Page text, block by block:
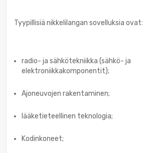
Tyypillisiä nikkelilangan sovelluksia ovat:
radio- ja sähkötekniikka (sähkö- ja
elektroniikkakomponentit);
Ajoneuvojen rakentaminen;
lääketieteellinen teknologia;
Kodinkoneet;